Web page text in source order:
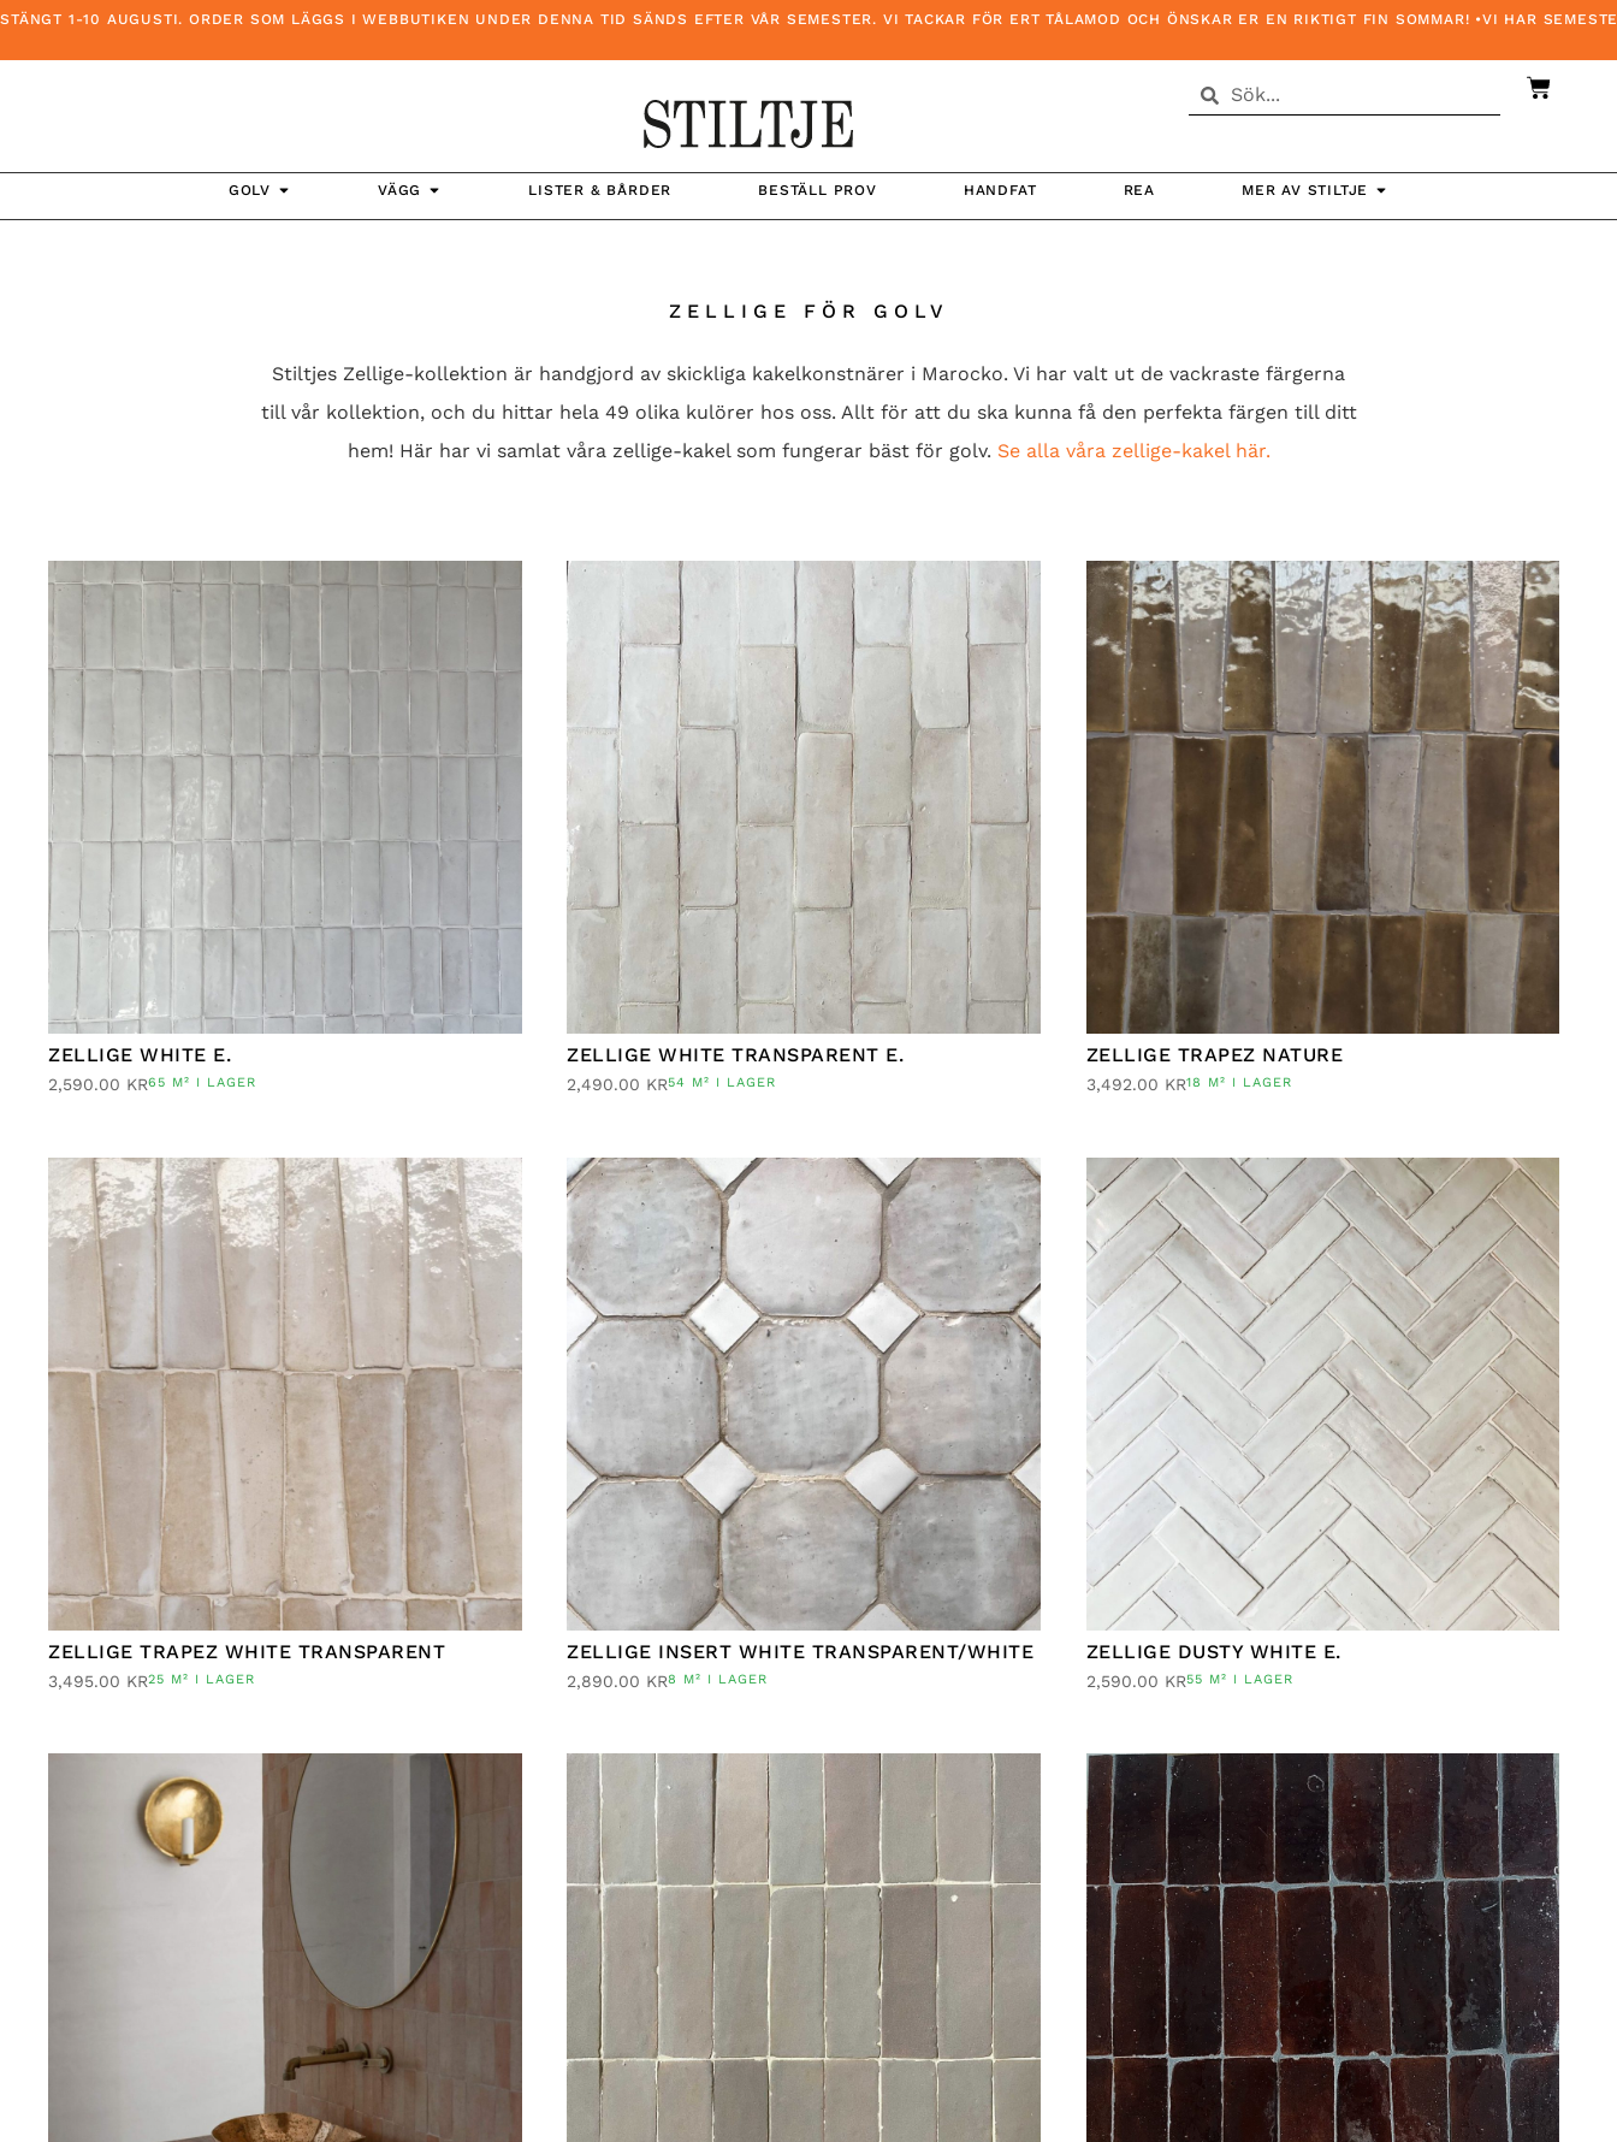
AUGUSTI. ORDER SOM LÄGGS I WEBBUTIKEN UNDER DENNA TID SÄNDS EFTER VÅR SEMESTER. VI TACKAR FÖR ERT TÅLAMOD OCH ÖNSKAR ER EN RIKTIGT FIN SOMMAR! •VI HAR
GOLV VÄGG LISTER & BÅRDER BESTÄLL PROV HANDFAT REA MER AV STILTJE
ZELLIGE FÖR GOLV
Stiltjes Zellige-kollektion är handgjord av skickliga kakelkonstnärer i Marocko. Vi har valt ut de vackraste färgerna
till vår kollektion, och du hittar hela 49 olika kulörer hos oss. Allt för att du ska kunna få den perfekta färgen till ditt
hem! Här har vi samlat våra zellige-kakel som fungerar bäst för golv. Se alla våra zellige-kakel här.
ZELLIGE WHITE E.
2,590.00 KR65 M² I LAGER
ZELLIGE WHITE TRANSPARENT E.
2,490.00 KR54 M² I LAGER
ZELLIGE TRAPEZ NATURE
3,492.00 KR18 M² I LAGER
ZELLIGE TRAPEZ WHITE TRANSPARENT
3,495.00 KR25 M² I LAGER
ZELLIGE INSERT WHITE TRANSPARENT/WHITE
2,890.00 KR8 M² I LAGER
ZELLIGE DUSTY WHITE E.
2,590.00 KR55 M² I LAGER